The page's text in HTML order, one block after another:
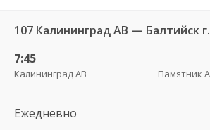
107 Калининград АВ — Балтийск г.
7:45
Калининград АВ
Ежедневно